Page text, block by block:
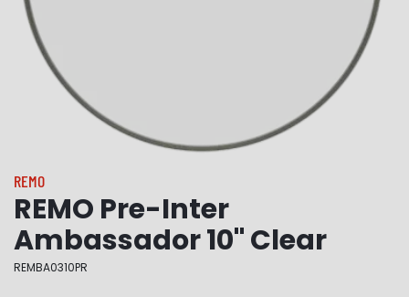
REMO
REMO Pre-Inter
Ambassador 10" Clear
REMBA0310PR